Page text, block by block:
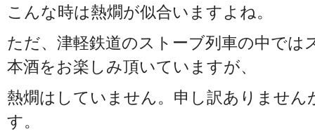
こんな時は熱燗が似合いますよね。
ただ、津軽鉄道のストーブ列車の中では
本酒をお楽しみ頂いていますが、
熱燗はしていません。申し訳ありませ
す。